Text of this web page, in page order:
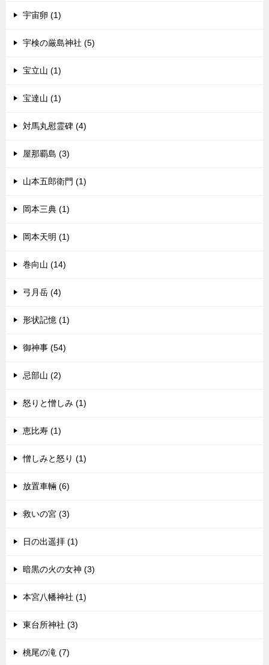
宇宙卵 (1)
宇検の厳島神社 (5)
宝立山 (1)
宝達山 (1)
対馬丸慰霊碑 (4)
屋那覇島 (3)
山本五郎衛門 (1)
岡本三典 (1)
岡本天明 (1)
巻向山 (14)
弓月岳 (4)
形状記憶 (1)
御神事 (54)
忌部山 (2)
怒りと憎しみ (1)
恵比寿 (1)
憎しみと怒り (1)
放置車輛 (6)
救いの宮 (3)
日の出遥拝 (1)
暗黒の火の女神 (3)
本宮八幡神社 (1)
東台所神社 (3)
桃尾の滝 (7)